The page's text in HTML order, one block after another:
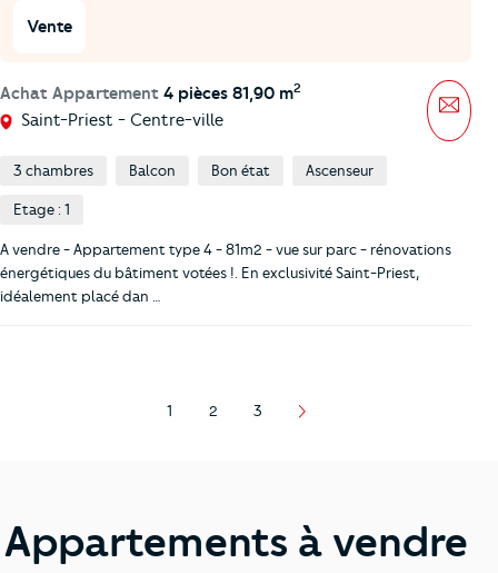
Vente
Achat Appartement 4 pièces 81,90 m2
Saint-Priest - Centre-ville
3 chambres Balcon Bon état Ascenseur
Etage : 1
A vendre - Appartement type 4 - 81m2 - vue sur parc - rénovations
énergétiques du bâtiment votées !. En exclusivité Saint-Priest,
idéalement placé dan …
Page
1
Page
2
Page
3
Appartements à vendre